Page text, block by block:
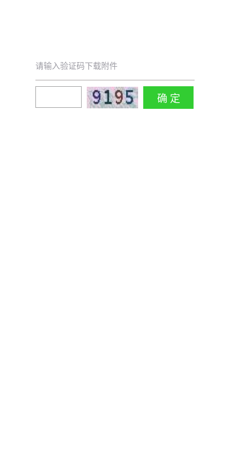
请输入验证码下载附件